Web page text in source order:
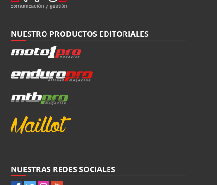
NUESTRO PRODUCTOS EDITORIALES
NUESTRAS REDES SOCIALES